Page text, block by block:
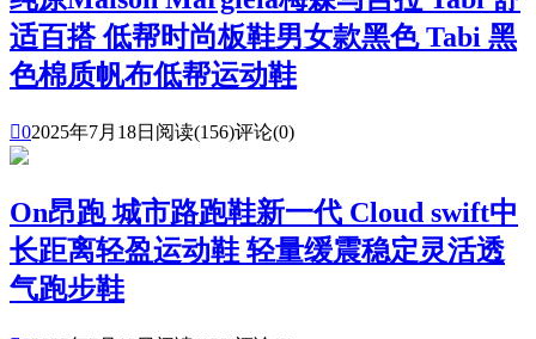
适百搭 低帮时尚板鞋男女款黑色 Tabi 黑
色棉质帆布低帮运动鞋
02025年7月18日 阅读(156)评论(0)
On昂跑 城市路跑鞋新一代 Cloud swift中
长距离轻盈运动鞋 轻量缓震稳定灵活透
气跑步鞋